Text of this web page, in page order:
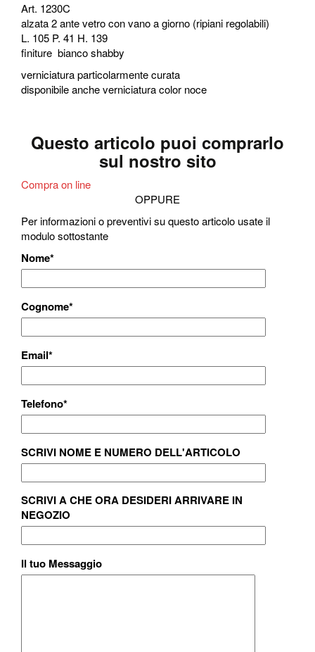
Art. 1230C
alzata 2 ante vetro con vano a giorno (ripiani regolabili)
L. 105 P. 41 H. 139
finiture bianco shabby
verniciatura particolarmente curata
disponibile anche verniciatura color noce
Questo articolo puoi comprarlo
sul nostro sito
Compra on line
OPPURE
Per informazioni o preventivi su questo articolo usate il
modulo sottostante
Nome*
Cognome*
Email*
Telefono*
SCRIVI NOME E NUMERO DELL'ARTICOLO
SCRIVI A CHE ORA DESIDERI ARRIVARE IN
NEGOZIO
Il tuo Messaggio